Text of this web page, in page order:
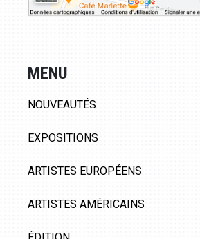
MENU
NOUVEAUTÉS
EXPOSITIONS
ARTISTES EUROPÉENS
ARTISTES AMÉRICAINS